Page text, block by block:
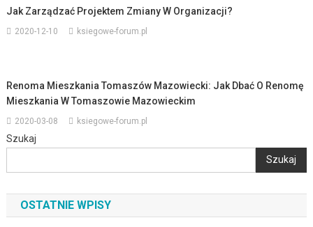
Jak Zarządzać Projektem Zmiany W Organizacji?
2020-12-10 ksiegowe-forum.pl
Renoma Mieszkania Tomaszów Mazowiecki: Jak Dbać O Renomę
Mieszkania W Tomaszowie Mazowieckim
2020-03-08 ksiegowe-forum.pl
Szukaj
Szukaj
OSTATNIE WPISY